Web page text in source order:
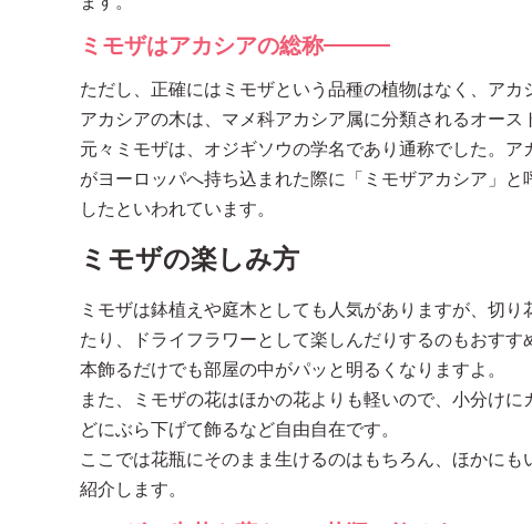
ミモザはアカシアの総称
ただし、正確にはミモザという品種の植物はなく、アカ
アカシアの木は、マメ科アカシア属に分類されるオース
元々ミモザは、オジギソウの学名であり通称でした。
がヨーロッパへ持ち込まれた際に「ミモザアカシア」
したといわれています。
ミモザの楽しみ方
ミモザは鉢植えや庭木としても人気がありますが、切
たり、ドライフラワーとして楽しんだりするのもおす
本飾るだけでも部屋の中がパッと明るくなりますよ。
また、ミモザの花はほかの花よりも軽いので、小分け
どにぶら下げて飾るなど自由自在です。
ここでは花瓶にそのまま生けるのはもちろん、ほかに
紹介します。